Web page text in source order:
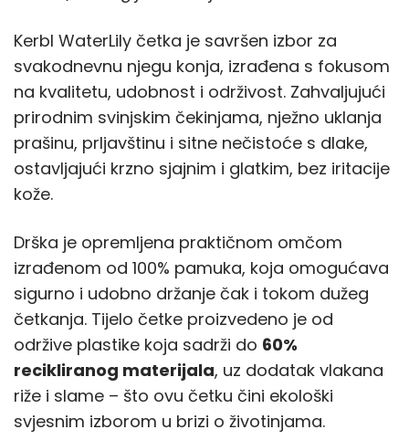
Kerbl WaterLily četka je savršen izbor za
svakodnevnu njegu konja, izrađena s fokusom
na kvalitetu, udobnost i održivost. Zahvaljujući
prirodnim svinjskim čekinjama, nježno uklanja
prašinu, prljavštinu i sitne nečistoće s dlake,
ostavljajući krzno sjajnim i glatkim, bez iritacije
kože.
Drška je opremljena praktičnom omčom
izrađenom od 100% pamuka, koja omogućava
sigurno i udobno držanje čak i tokom dužeg
četkanja. Tijelo četke proizvedeno je od
održive plastike koja sadrži do 60%
recikliranog materijala, uz dodatak vlakana
riže i slame – što ovu četku čini ekološki
svjesnim izborom u brizi o životinjama.